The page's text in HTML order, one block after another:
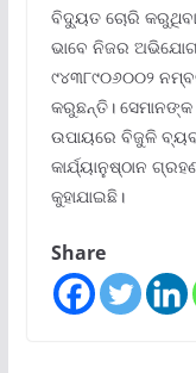
ବିଦ୍ୟୁତ ଚୋରି
ଭାବେ ନିଜର
୯୪୩୮୯୦୬୦୦୨
କରୁଛନ୍ତି।
ଉପାୟରେ ବିଜୁଳି
କାର୍ଯ୍ୟାନୁଷ୍ଠାନ
କୁହାଯାଇଛି।
Share